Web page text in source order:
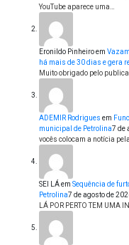
YouTube aparece uma…
Eronildo Pinheiroem
há mais de 30 dias e gera
Muito obrigado pelo
ADEMIR Rodrigues em
municipal de Petrolina7 de
vocês colocam a notícia
SEI LÁem Sequência de
Petrolina7 de agosto de
LÁ POR PERTO TEM UMA